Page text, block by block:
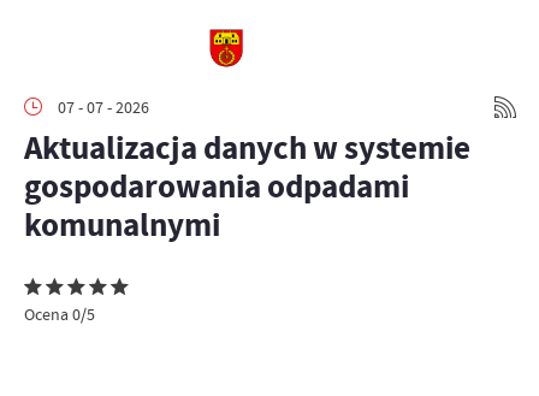
07 - 07 - 2026
Aktualizacja danych w systemie
gospodarowania odpadami
komunalnymi
Ocena 0/5